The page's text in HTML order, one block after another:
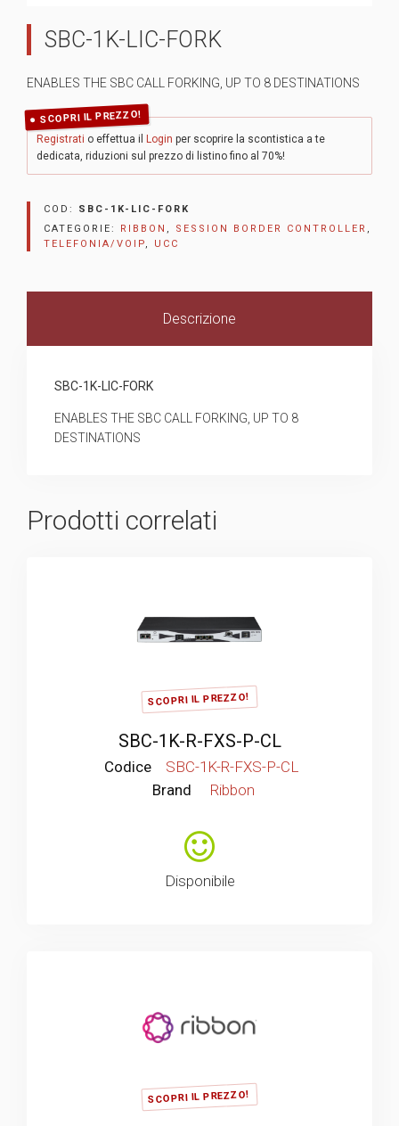
SBC-1K-LIC-FORK
ENABLES THE SBC CALL FORKING, UP TO 8 DESTINATIONS
SCOPRI IL PREZZO!
Registrati o effettua il Login per scoprire la scontistica a te
dedicata, riduzioni sul prezzo di listino fino al 70%!
COD: SBC-1K-LIC-FORK
CATEGORIE: RIBBON , SESSION BORDER CONTROLLER ,
TELEFONIA/VOIP, UCC
Descrizione
SBC-1K-LIC-FORK
ENABLES THE SBC CALL FORKING, UP TO 8
DESTINATIONS
Prodotti correlati
SCOPRI IL PREZZO!
SBC-1K-R-FXS-P-CL
Codice
SBC-1K-R-FXS-P-CL
Brand
Ribbon
Disponibile
SCOPRI IL PREZZO!